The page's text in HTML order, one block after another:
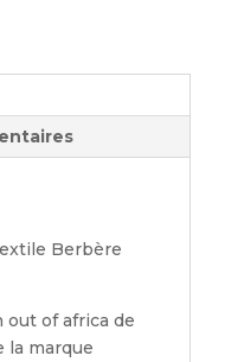
Berbère
out of africa de
la marque